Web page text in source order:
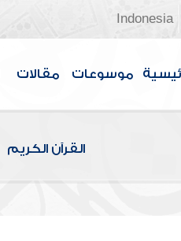
Indonesia
موسوعات مقالات
القرآن الكريم